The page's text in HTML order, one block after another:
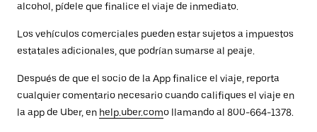
alcohol, pídele que finalice el viaje de inmediato.
Los vehículos comerciales pueden estar sujetos a impuestos
estatales adicionales, que podrían sumarse al peaje.
Después de que el socio de la App finalice el viaje, reporta
cualquier comentario necesario cuando califiques el viaje en
la app de Uber, en help.uber.como llamando al 800-664-1378.